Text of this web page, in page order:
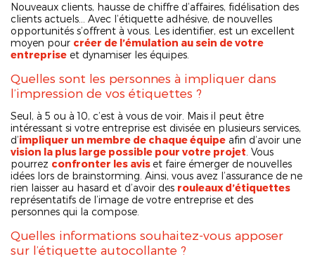
Nouveaux clients, hausse de chiffre d’affaires, fidélisation des
clients actuels… Avec l’étiquette adhésive, de nouvelles
opportunités s’offrent à vous. Les identifier, est un excellent
moyen pour créer de l’émulation au sein de votre
entreprise et dynamiser les équipes.
Quelles sont les personnes à impliquer dans
l’impression de vos étiquettes ?
Seul, à 5 ou à 10, c’est à vous de voir. Mais il peut être
intéressant si votre entreprise est divisée en plusieurs services,
d’impliquer un membre de chaque équipe afin d’avoir une
vision la plus large possible pour votre projet . Vous
pourrez confronter les avis et faire émerger de nouvelles
idées lors de brainstorming. Ainsi, vous avez l’assurance de ne
rien laisser au hasard et d’avoir des rouleaux d’étiquettes
représentatifs de l’image de votre entreprise et des
personnes qui la compose.
Quelles informations souhaitez-vous apposer
sur l’étiquette autocollante ?